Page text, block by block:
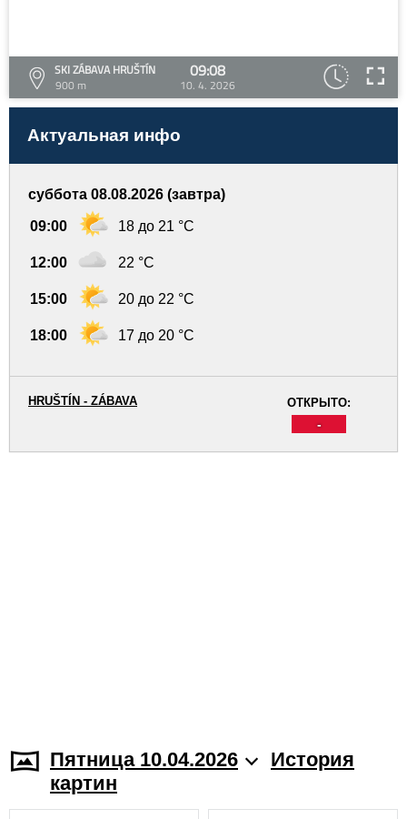
SKI ZÁBAVA HRUŠTÍN
900 m
09:08
10. 4. 2026
Актуальная инфо
суббота 08.08.2026 (завтра)
09:00 18 до 21 °C
12:00 22 °C
15:00 20 до 22 °C
18:00 17 до 20 °C
ОТКРЫТО:
-
HRUŠTÍN - ZÁBAVA
Пятница 10.04.2026
История
картин